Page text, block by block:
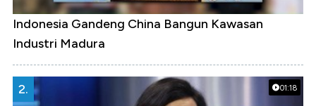
Indonesia Gandeng China Bangun Kawasan
Industri Madura
01:18
2.